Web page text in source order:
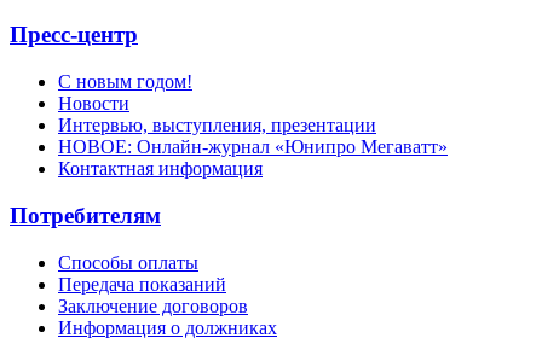
Пресс-центр
С новым годом!
Новости
Интервью, выступления, презентации
НОВОЕ: Онлайн-журнал «Юнипро Мегаватт»
Контактная информация
Потребителям
Способы оплаты
Передача показаний
Заключение договоров
Информация о должниках